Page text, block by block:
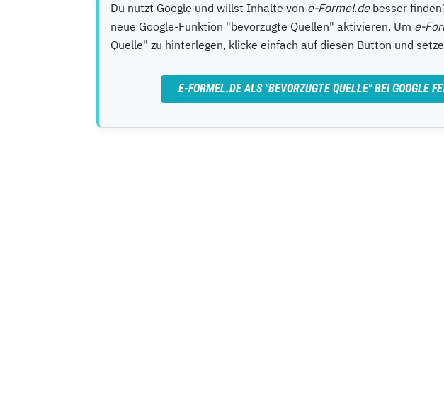
Du nutzt Google und willst Inhalte von e-Formel.debesser
neue Google-Funktion "bevorzugte Quellen" aktivieren. Um e-
Quelle" zu hinterlegen, klicke einfach auf diesen Button und
E-FORMEL.DEALS "BEVORZUGTE QUELLE" BEI GOOGLE